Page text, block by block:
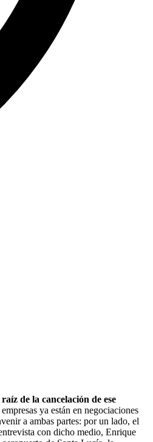
de la cancelación de ese
ya están en negociaciones
a ambas partes: por un lado, el
con dicho medio, Enrique